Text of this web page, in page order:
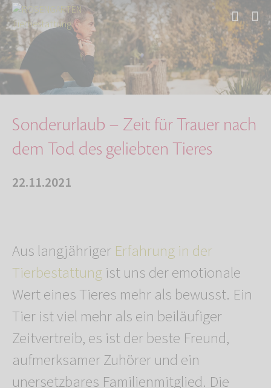
Start
Aktuelles
Sonderurlaub – Zeit für Trauer nach dem Tod d…
Sonderurlaub – Zeit für Trauer nach
dem Tod des geliebten Tieres
22.11.2021
Aus langjähriger Erfahrung in der
Tierbestattungist uns der emotionale
Wert eines Tieres mehr als bewusst. Ein
Tier ist viel mehr als ein beiläufiger
Zeitvertreib, es ist der beste Freund,
aufmerksamer Zuhörer und ein
unersetzbares Familienmitglied. Die